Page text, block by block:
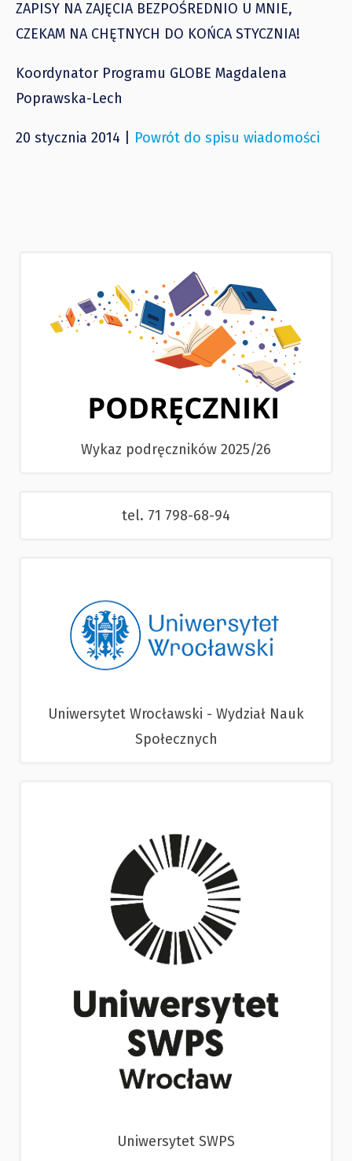
ZAPISY NA ZAJĘCIA BEZPOŚREDNIO U MNIE,
CZEKAM NA CHĘTNYCH DO KOŃCA STYCZNIA!
Koordynator Programu GLOBE Magdalena
Poprawska-Lech
20 stycznia 2014 | Powrót do spisu wiadomości
Wykaz podręczników 2025/26
tel. 71 798-68-94
Uniwersytet Wrocławski - Wydział Nauk
Społecznych
Uniwersytet SWPS